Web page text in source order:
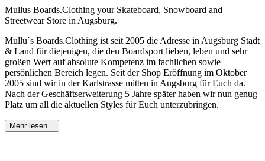
Mullus Boards.Clothing your Skateboard, Snowboard and
Streetwear Store in Augsburg.
Mullu´s Boards.Clothing ist seit 2005 die Adresse in Augsburg Stadt
& Land für diejenigen, die den Boardsport lieben, leben und sehr
großen Wert auf absolute Kompetenz im fachlichen sowie
persönlichen Bereich legen. Seit der Shop Eröffnung im Oktober
2005 sind wir in der Karlstrasse mitten in Augsburg für Euch da.
Nach der Geschäftserweiterung 5 Jahre später haben wir nun genug
Platz um all die aktuellen Styles für Euch unterzubringen.
Mehr lesen...